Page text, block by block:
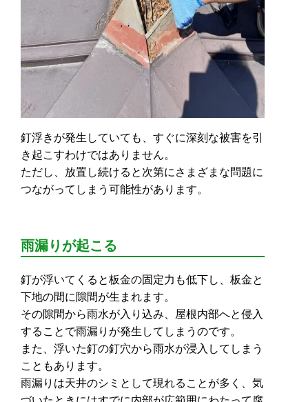
釘浮きが発生していても、すぐに深刻な被害を引
き起こすわけではありません。
ただし、放置し続けると次第にさまざまな問題に
つながってしまう可能性があります。
雨漏りが起こる
釘が浮いてくると板金の固定力も低下し、板金と
下地の間に隙間が生まれます。
その隙間から雨水が入り込み、屋根内部へと侵入
することで雨漏りが発生してしまうのです。
また、浮いた釘の釘穴から雨水が浸入してしまう
こともあります。
雨漏りは天井のシミとして現れることが多く、気